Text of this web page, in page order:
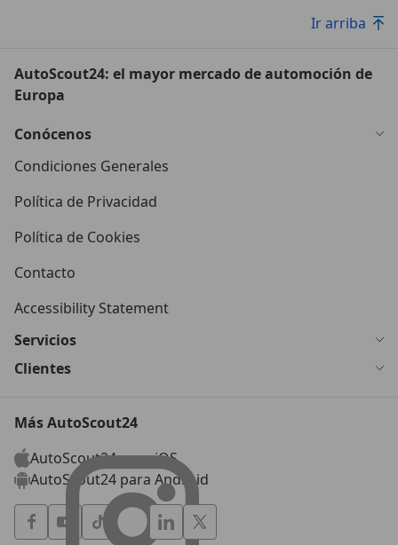
Ir arriba
AutoScout24: el mayor mercado de automoción de
Europa
Conócenos
Condiciones Generales
Política de Privacidad
Política de Cookies
Contacto
Accessibility Statement
Servicios
Clientes
Más AutoScout24
AutoScout24 para iOS
AutoScout24 para Android